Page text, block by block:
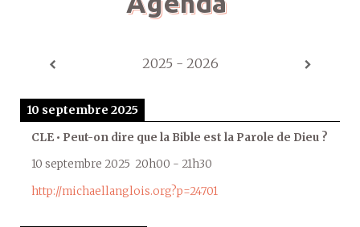
2025 - 2026
10 septembre 2025
CLE • Peut-on dire que la Bible est la Parole de Dieu ?
10 septembre 2025 20h00 - 21h30
http://michaellanglois.org?p=24701